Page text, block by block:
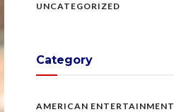
UNCATEGORIZED
Category
AMERICAN ENTERTAINMENT